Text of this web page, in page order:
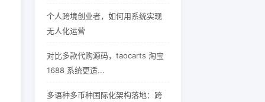
个人跨境创业者，如何用系统实现
无人化运营
对比多款代购源码，taocarts 淘宝
1688 系统更适...
多语种多币种国际化架构落地：跨